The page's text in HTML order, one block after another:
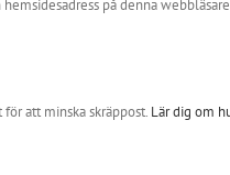
på denna
att minska skräppost. Lär dig om